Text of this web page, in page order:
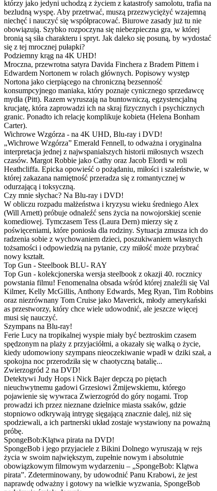
którzy jako jedyni uchodzą z życiem z katastrofy samolotu, trafia na
bezludną wyspę. Aby przetrwać, muszą przezwyciężyć wzajemną
niechęć i nauczyć się współpracować. Biurowe zasady już tu nie
obowiązują. Szybko rozpoczyna się niebezpieczna gra, w której
bronią są siła charakteru i spryt. Jak daleko się posuną, by wydostać
się z tej mrocznej pułapki?
Podziemny krąg na 4K UHD!
Mroczna, przewrotna satyra Davida Finchera z Bradem Pittem i
Edwardem Nortonem w rolach głównych. Popisowy występ
Nortona jako cierpiącego na chroniczną bezsenność
konsumpcyjnego maniaka, który poznaje cynicznego sprzedawcę
mydła (Pitt). Razem wyruszają na buntowniczą, egzystencjalną
krucjatę, która zaprowadzi ich na skraj fizycznych i psychicznych
granic. Ponadto ich relację komplikuje kobieta (Helena Bonham
Carter).
Wichrowe Wzgórza - na 4K UHD, Blu-ray i DVD!
„Wichrowe Wzgórza” Emerald Fennell, to odważna i oryginalna
interpretacja jednej z najwspanialszych historii miłosnych wszech
czasów. Margot Robbie jako Cathy oraz Jacob Elordi w roli
Heathcliffa. Epicka opowieść o pożądaniu, miłości i szaleństwie, w
której zakazana namiętność przeradza się z romantycznej w
odurzającą i toksyczną.
Czy mnie słychac? Na Blu-ray i DVD!
W obliczu rozpadu małżeństwa i kryzysu wieku średniego Alex
(Will Arnett) próbuje odnaleźć sens życia na nowojorskiej scenie
komediowej. Tymczasem Tess (Laura Dern) mierzy się z
poświęceniami, które poniosła dla rodziny. Sytuacja zmusza ich do
radzenia sobie z wychowaniem dzieci, poszukiwaniem własnych
tożsamości i odpowiedzią na pytanie, czy miłość może przybrać
nowy kształt.
Top Gun - Steelbook BLU- RAY
Top Gun - kolekcjonerska wersja steelbook z okazji 40. rocznicy
powstania filmu! Fenomenalna obsada wśród której znaleźli się Val
Kilmer, Kelly McGillis, Anthony Edwards, Meg Ryan, Tim Robbins
oraz niezrównany Tom Cruise jako Maverick, młody amerykański
as przestworzy, który chce wiele udowodnić, ale jeszcze więcej
musi się nauczyć.
Szympans na Blu-ray!
Ferie Lucy na tropikalnej wyspie miały być beztroskim czasem
spędzonym na plaży z przyjaciółmi, a okazały się walką o życie,
kiedy udomowiony szympans nieoczekiwanie wpadł w dziki szał, a
spokojna noc przerodziła się w chaotyczną batalię...
Zwierzogród 2 na DVD!
Detektywi Judy Hops i Nick Bajer depczą po piętach
nieuchwytnemu gadowi Grzesiowi Żmijewskiemu, którego
pojawienie się wywraca Zwierzogród do góry nogami. Trop
prowadzi ich przez nieznane dzielnice miasta ssaków, gdzie
stopniowo odkrywają intrygę sięgającą znacznie dalej, niż się
spodziewali, a ich partnerski układ zostaje wystawiony na poważną
próbę.
SpongeBob:Klątwa pirata na DVD!
SpongeBob i jego przyjaciele z Bikini Dolnego wyruszają w rejs
życia w swoim największym, zupełnie nowym i absolutnie
obowiązkowym filmowym wydarzeniu – „SpongeBob: Klątwa
pirata”. Zdeterminowany, by udowodnić Panu Krabowi, że jest
naprawdę odważny i gotowy na wielkie wyzwania, SpongeBob